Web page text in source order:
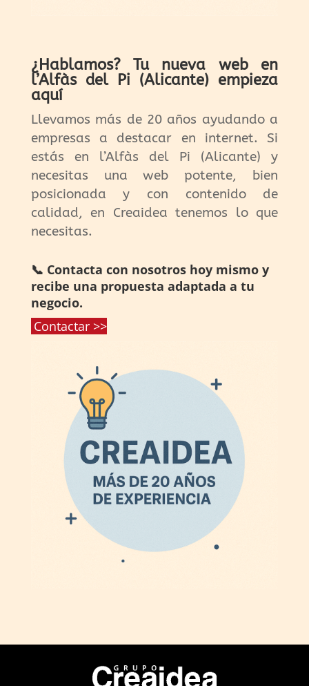
¿Hablamos? Tu nueva web en
l’Alfàs del Pi (Alicante) empieza
aquí
Llevamos más de 20 años ayudando a
empresas a destacar en internet. Si
estás en l’Alfàs del Pi (Alicante) y
necesitas una web potente, bien
posicionada y con contenido de
calidad, en Creaidea tenemos lo que
necesitas.
📞 Contacta con nosotros hoy mismo y
recibe una propuesta adaptada a tu
negocio.
Contactar >>